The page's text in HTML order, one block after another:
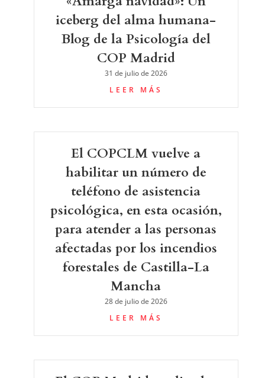
iceberg del alma humana-
Blog de la Psicología del
COP Madrid
31 de julio de 2026
LEER MÁS
El COPCLM vuelve a
habilitar un número de
teléfono de asistencia
psicológica, en esta ocasión,
para atender a las personas
afectadas por los incendios
forestales de Castilla-La
Mancha
28 de julio de 2026
LEER MÁS